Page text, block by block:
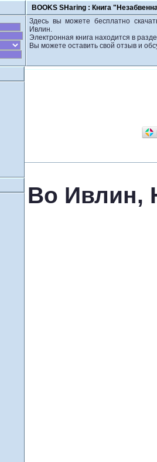
BOOKS SHaring : Книга
Здесь вы можете бесплатно
Ивлин.
Электронная книга находится в
Вы можете оставить свой отзыв и
Во Ивлин,